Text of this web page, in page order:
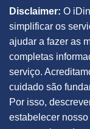
Disclaimer: O
simplificar os
ajudar a fazer as
completas
serviço.
cuidado são
Por isso,
estabelecer nosso